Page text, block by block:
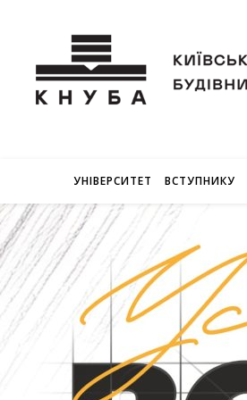
УНІВЕРСИТЕТ ВСТУПНИКУ